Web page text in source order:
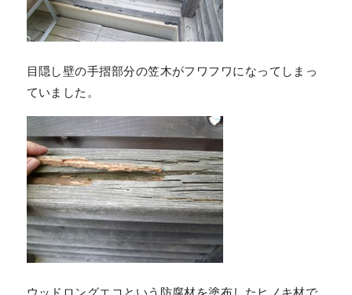
目隠し壁の手摺部分の笠木がフワフワになってしまっ
ていました。
ウッドロングエコという防腐材を塗布したヒノキ材で